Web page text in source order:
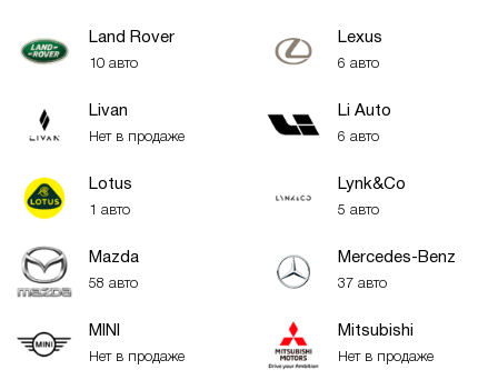
Land Rover
10 авто
Lexus
6 авто
Livan
Нет в продаже
Li Auto
6 авто
Lotus
1 авто
Lynk&Co
5 авто
Mazda
58 авто
Mercedes-Benz
37 авто
MINI
Нет в продаже
Mitsubishi
Нет в продаже